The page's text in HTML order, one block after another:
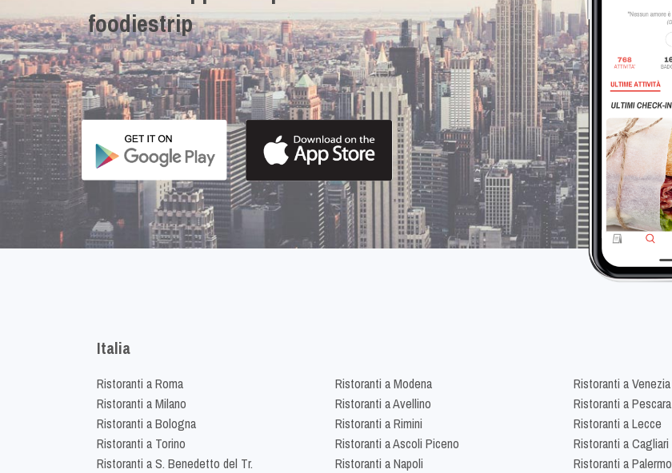
foodiestrip
Italia
Ristoranti a Roma
Ristoranti a Milano
Ristoranti a Bologna
Ristoranti a Torino
Ristoranti a S. Benedetto del Tr.
Ristoranti a Modena
Ristoranti a Avellino
Ristoranti a Rimini
Ristoranti a Ascoli Piceno
Ristoranti a Napoli
Ristoranti a Venezia
Ristoranti a Pescara
Ristoranti a Lecce
Ristoranti a Cagliari
Ristoranti a Palermo